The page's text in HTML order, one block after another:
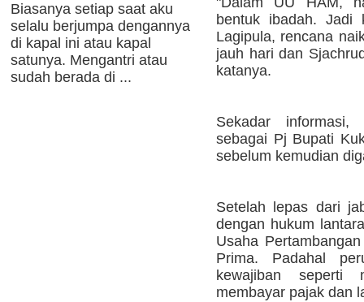
Biasanya setiap saat aku
selalu berjumpa dengannya
di kapal ini atau kapal
satunya. Mengantri atau
sudah berada di ...
bentuk ibadah. Jadi
Lagipula, rencana
jauh hari dan
katanya.
Sekadar informasi,
sebagai Pj Bupati
sebelum kemudian
Setelah lepas dari
dengan hukum
Usaha
Prima. Padahal
kewajiban seperti
membayar pajak dan